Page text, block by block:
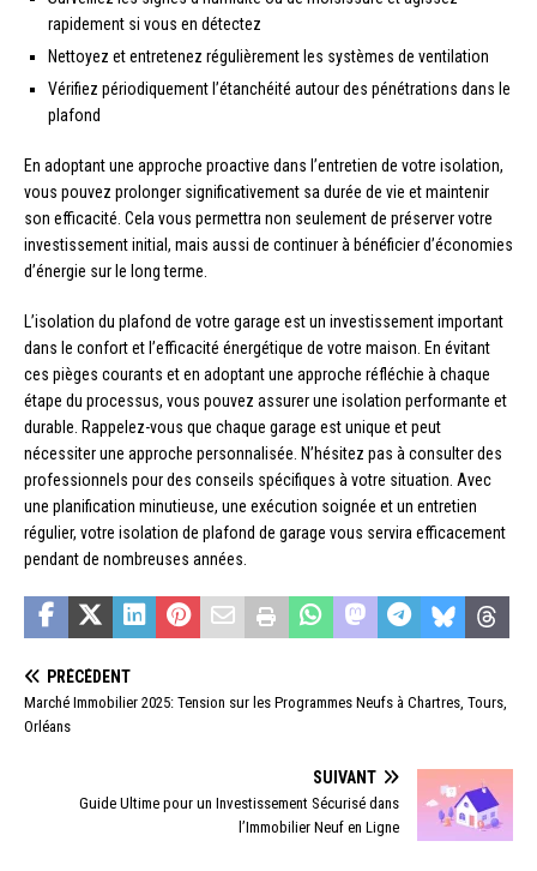
rapidement si vous en détectez
Nettoyez et entretenez régulièrement les systèmes de ventilation
Vérifiez périodiquement l’étanchéité autour des pénétrations dans le
plafond
En adoptant une approche proactive dans l’entretien de votre isolation,
vous pouvez prolonger significativement sa durée de vie et maintenir
son efficacité. Cela vous permettra non seulement de préserver votre
investissement initial, mais aussi de continuer à bénéficier d’économies
d’énergie sur le long terme.
L’isolation du plafond de votre garage est un investissement important
dans le confort et l’efficacité énergétique de votre maison. En évitant
ces pièges courants et en adoptant une approche réfléchie à chaque
étape du processus, vous pouvez assurer une isolation performante et
durable. Rappelez-vous que chaque garage est unique et peut
nécessiter une approche personnalisée. N’hésitez pas à consulter des
professionnels pour des conseils spécifiques à votre situation. Avec
une planification minutieuse, une exécution soignée et un entretien
régulier, votre isolation de plafond de garage vous servira efficacement
pendant de nombreuses années.
PRÉCÉDENT
Marché Immobilier 2025: Tension sur les Programmes Neufs à Chartres, Tours,
Orléans
SUIVANT
Guide Ultime pour un Investissement Sécurisé dans
l’Immobilier Neuf en Ligne